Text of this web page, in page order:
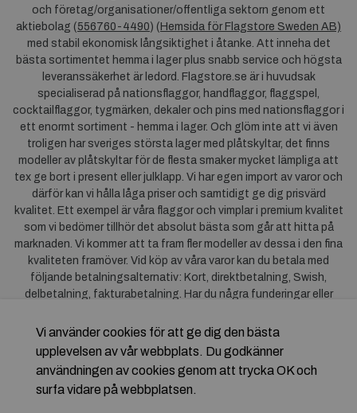
och företag/organisationer/offentliga sektorn genom ett
aktiebolag (556760-4490) ( Hemsida för Flagstore Sweden AB)
med stabil ekonomisk långsiktighet i åtanke. Att inneha det
bästa sortimentet hemma i lager plus snabb service och högsta
leveranssäkerhet är ledord. Flagstore.se är i huvudsak
specialiserad på nationsflaggor, handflaggor, flaggspel,
cocktailflaggor, tygmärken, dekaler och pins med nationsflaggor i
ett enormt sortiment - hemma i lager. Och glöm inte att vi även
troligen har sveriges största lager med plåtskyltar, det finns
modeller av plåtskyltar för de flesta smaker mycket lämpliga att
tex ge bort i present eller julklapp. Vi har egen import av varor och
därför kan vi hålla låga priser och samtidigt ge dig prisvärd
kvalitet. Ett exempel är våra flaggor och vimplar i premium kvalitet
som vi bedömer tillhör det absolut bästa som går att hitta på
marknaden. Vi kommer att ta fram fler modeller av dessa i den fina
kvaliteten framöver. Vid köp av våra varor kan du betala med
följande betalningsalternativ: Kort, direktbetalning, Swish,
delbetalning, fakturabetalning. Har du några funderingar eller
dig till oss. För frågor kring Klarna kan duklicka här
Vi använder cookies för att ge dig den bästa
upplevelsen av vår webbplats. Du godkänner
användningen av cookies genom att trycka OK och
surfa vidare på webbplatsen.